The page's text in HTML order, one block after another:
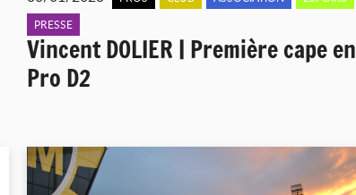
PRESSE
Vincent DOLIER | Première cape en
Pro D2